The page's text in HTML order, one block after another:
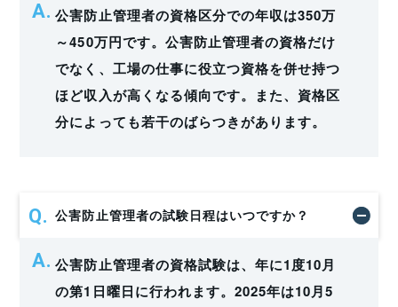
公害防止管理者の資格区分での年収は350万
～450万円です。公害防止管理者の資格だけ
でなく、工場の仕事に役立つ資格を併せ持つ
ほど収入が高くなる傾向です。また、資格区
分によっても若干のばらつきがあります。
公害防止管理者の試験日程はいつですか？
公害防止管理者の資格試験は、年に1度10月
の第1日曜日に行われます。2025年は10月5